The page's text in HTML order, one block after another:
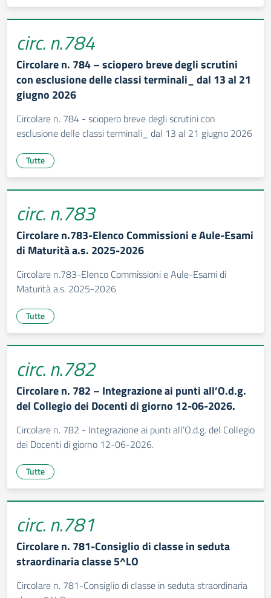
circ. n.784
Circolare n. 784 – sciopero breve degli scrutini
con esclusione delle classi terminali_ dal 13 al 21
giugno 2026
Circolare n. 784 - sciopero breve degli scrutini con
esclusione delle classi terminali_ dal 13 al 21 giugno 2026
Tutte
circ. n.783
Circolare n.783-Elenco Commissioni e Aule-Esami
di Maturità a.s. 2025-2026
Circolare n.783-Elenco Commissioni e Aule-Esami di
Maturità a.s. 2025-2026
Tutte
circ. n.782
Circolare n. 782 – Integrazione ai punti all’O.d.g.
del Collegio dei Docenti di giorno 12-06-2026.
Circolare n. 782 - Integrazione ai punti all’O.d.g. del Collegio
dei Docenti di giorno 12-06-2026.
Tutte
circ. n.781
Circolare n. 781-Consiglio di classe in seduta
straordinaria classe 5^LO
Circolare n. 781-Consiglio di classe in seduta straordinaria